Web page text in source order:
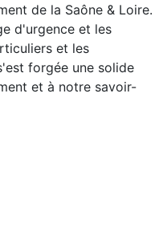
de la Saône & Loire.
d'urgence et les
et les
forgée une solide
et à notre savoir-